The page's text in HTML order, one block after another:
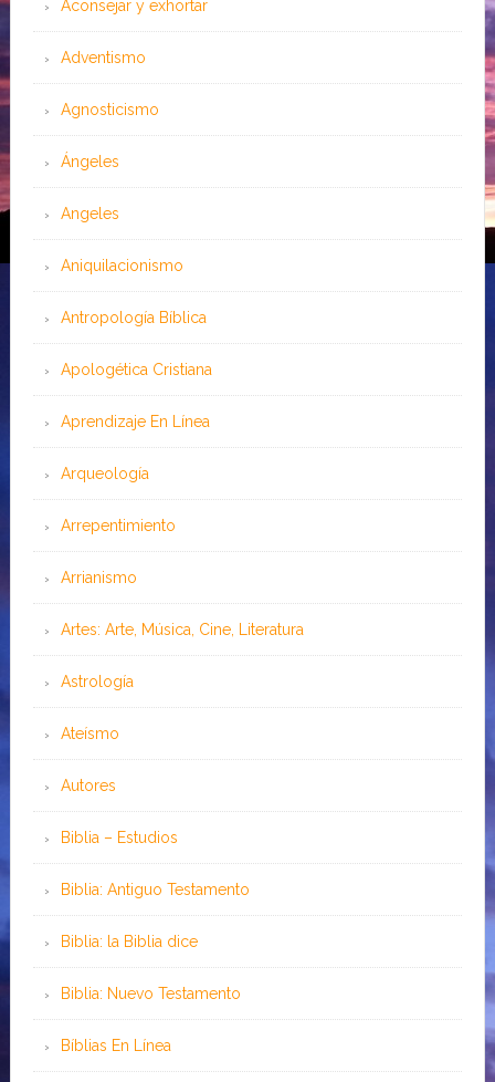
Aconsejar y exhortar
Adventismo
Agnosticismo
Ángeles
Angeles
Aniquilacionismo
Antropología Bíblica
Apologética Cristiana
Aprendizaje En Línea
Arqueología
Arrepentimiento
Arrianismo
Artes: Arte, Música, Cine, Literatura
Astrología
Ateísmo
Autores
Biblia – Estudios
Biblia: Antiguo Testamento
Biblia: la Biblia dice
Biblia: Nuevo Testamento
Bíblias En Línea